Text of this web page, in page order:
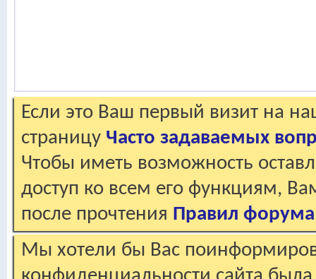
Если это Ваш первый визит на
страницу Часто задаваемых
Чтобы иметь возможность
доступ ко всем его функциям,
после прочтения Правил форума
Мы хотели бы Вас